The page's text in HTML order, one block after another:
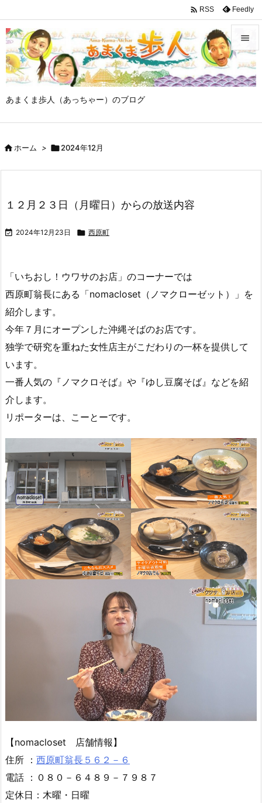
あまくま歩人（あっちゃー）のブログ


メニュ

 RSS Feedly
ホーム > 2024年12月
１２月２３日（月曜日）からの放送内容
 2024年12月23日  西原町
「いちおし！ウワサのお店」のコーナーでは
西原町翁長にある「nomacloset（ノマクローゼット）」を
紹介します。
今年７月にオープンした沖縄そばのお店です。
独学で研究を重ねた女性店主がこだわりの一杯を提供して
います。
一番人気の『ノマクロそば』や『ゆし豆腐そば』などを紹
介します。
リポーターは、こーとーです。
【nomacloset 店舗情報】
住所 ： 西原町翁長５６２－６
電話 ：０８０－６４８９－７９８７
定休日：木曜・日曜